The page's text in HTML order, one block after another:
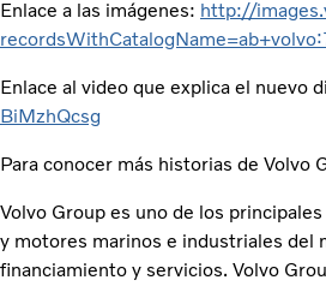
Enlace a las imágenes: http://
Enlace al video que explica el nuevo
BiMzhQcsg
Para conocer más historias de Volvo
Volvo Group es uno de los
y motores marinos e industriales del
financiamiento y servicios. Volvo